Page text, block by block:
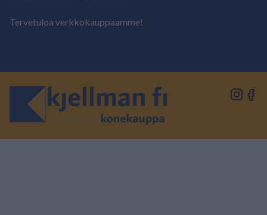
Tervetuloa verkkokauppaamme!